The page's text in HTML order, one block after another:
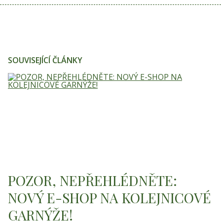
SOUVISEJÍCÍ ČLÁNKY
POZOR, NEPŘEHLÉDNĚTE:
NOVÝ E-SHOP NA KOLEJNICOVÉ
GARNÝŽE!